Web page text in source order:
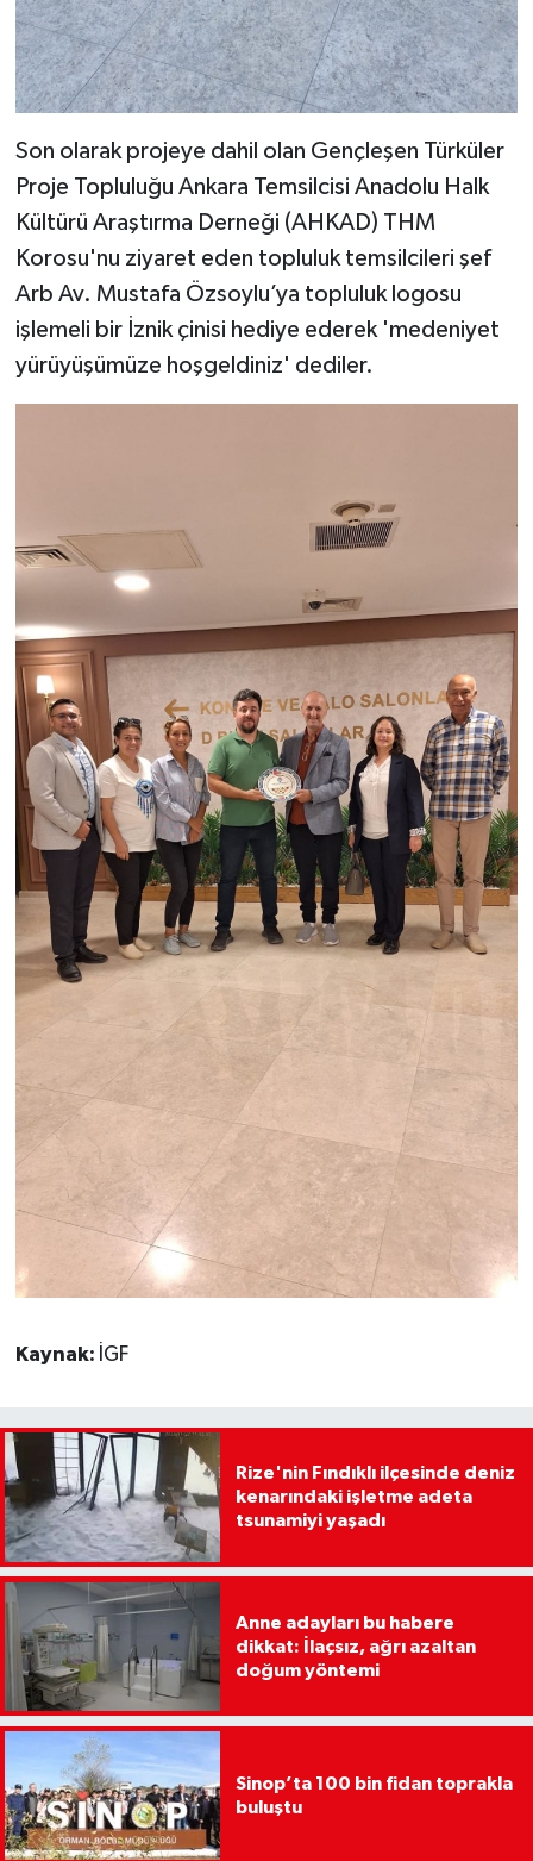
Son olarak projeye dahil olan Gençleşen Türküler
Proje Topluluğu Ankara Temsilcisi Anadolu Halk
Kültürü Araştırma Derneği (AHKAD) THM
Korosu'nu ziyaret eden topluluk temsilcileri şef
Arb Av. Mustafa Özsoylu’ya topluluk logosu
işlemeli bir İznik çinisi hediye ederek 'medeniyet
yürüyüşümüze hoşgeldiniz' dediler.
Kaynak: İGF
Rize'nin Fındıklı ilçesinde deniz
kenarındaki işletme adeta
tsunamiyi yaşadı
Anne adayları bu habere
dikkat: İlaçsız, ağrı azaltan
doğum yöntemi
Sinop’ta 100 bin fidan toprakla
buluştu